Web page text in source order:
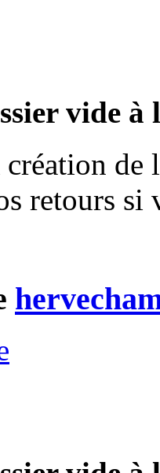
vide à
de
retours si